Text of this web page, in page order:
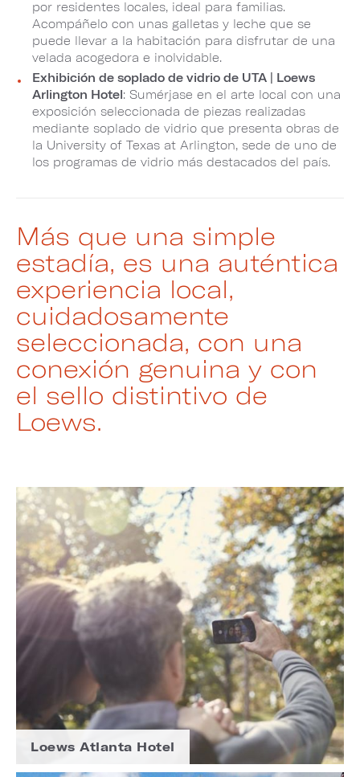
por residentes locales, ideal para familias.​​​​​​​
Acompáñelo con unas galletas y leche que se
puede llevar a la habitación para disfrutar de una
velada acogedora e inolvidable.
Exhibición de soplado de vidrio de UTA | Loews
Arlington Hotel: Sumérjase en el arte local con una
exposición seleccionada de piezas realizadas
mediante soplado de vidrio que presenta obras de
la University of Texas at Arlington​​​​​​​, sede de uno de
los programas de vidrio más destacados del país.​​​​​​​
Más que una simple
estadía, es una auténtica
experiencia local,
cuidadosamente
seleccionada, con una
conexión genuina y con
el sello distintivo de
Loews.
Loews Atlanta Hotel